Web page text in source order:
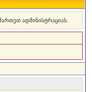
ადმინისტრაციას.